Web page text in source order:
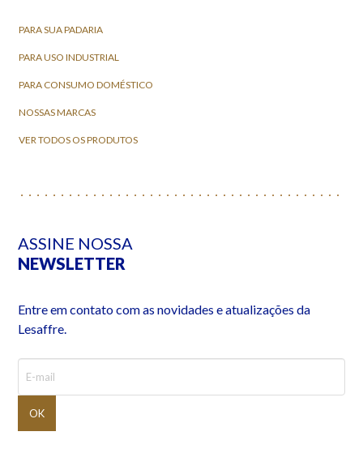
PARA SUA PADARIA
PARA USO INDUSTRIAL
PARA CONSUMO DOMÉSTICO
NOSSAS MARCAS
VER TODOS OS PRODUTOS
ASSINE NOSSA
NEWSLETTER
Entre em contato com as novidades e atualizações da
Lesaffre.